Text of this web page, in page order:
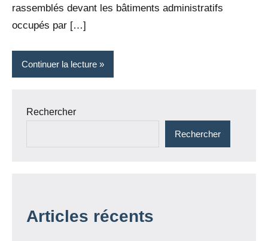
rassemblés devant les bâtiments administratifs
occupés par […]
Continuer la lecture
Rechercher
Rechercher
Articles récents